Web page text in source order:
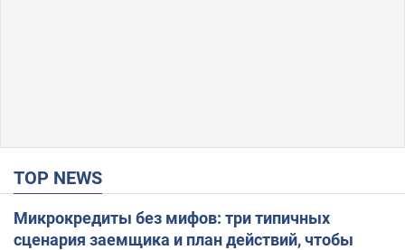
TOP NEWS
Микрокредиты без мифов: три типичных
сценария заемщика и план действий, чтобы